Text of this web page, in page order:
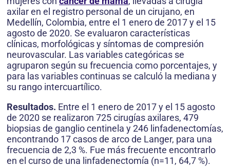
axilar en el registro personal de un cirujano, en
Medellín, Colombia, entre el 1 enero de 2017 y el 15
agosto de 2020. Se evaluaron características
clínicas, morfológicas y síntomas de compresión
neurovascular. Las variables categóricas se
agruparon según su frecuencia como porcentajes, y
para las variables continuas se calculó la mediana y
su rango intercuartílico.
Resultados. Entre el 1 enero de 2017 y el 15 agosto
de 2020 se realizaron 725 cirugías axilares, 479
biopsias de ganglio centinela y 246 linfadenectomías,
encontrando 17 casos de arco de Langer, para una
frecuencia de 2,3 %. Fue más frecuente encontrarlo
en el curso de una linfadenectomía (n=11, 64,7 %).